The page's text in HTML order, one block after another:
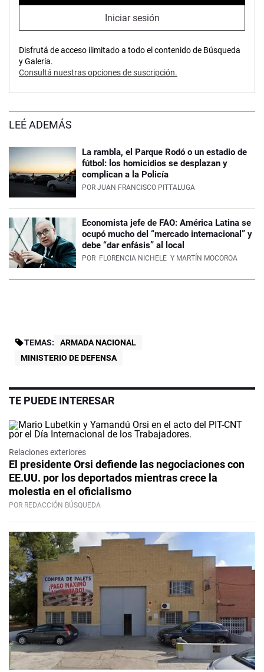
Iniciar sesión
Disfrutá de acceso ilimitado a todo el contenido de Búsqueda
y Galería.
Consultá nuestras opciones de suscripción.
LEÉ ADEMÁS
La rambla, el Parque Rodó o un estadio de
fútbol: los homicidios se desplazan y
complican a la Policía
POR JUAN FRANCISCO PITTALUGA
Economista jefe de FAO: América Latina se
ocupó mucho del “mercado internacional” y
debe “dar enfásis” al local
POR FLORENCIA NICHELE Y MARTÍN MOCOROA
TEMAS:
ARMADA NACIONAL
MINISTERIO DE DEFENSA
TE PUEDE INTERESAR
Relaciones exteriores
El presidente Orsi defiende las negociaciones con
EE.UU. por los deportados mientras crece la
molestia en el oficialismo
POR REDACCIÓN BÚSQUEDA